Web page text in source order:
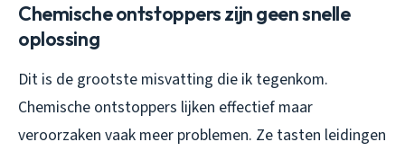
Chemische ontstoppers zijn geen snelle
oplossing
Dit is de grootste misvatting die ik tegenkom.
Chemische ontstoppers lijken effectief maar
veroorzaken vaak meer problemen. Ze tasten leidingen